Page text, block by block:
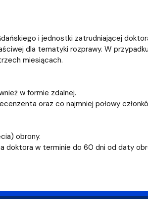
i jednostki zatrudniającej
dla tematyki rozprawy. W
miesiącach.
w formie zdalnej.
oraz co najmniej połowy
obrony.
doktora w terminie do 60 dni od daty